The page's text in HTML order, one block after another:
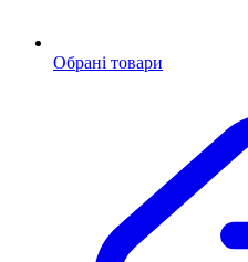
Обрані товари